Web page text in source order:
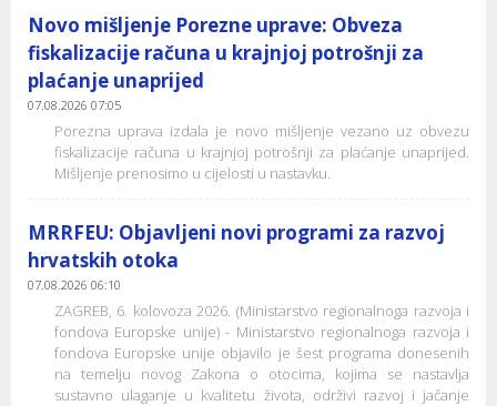
Novo mišljenje Porezne uprave: Obveza
fiskalizacije računa u krajnjoj potrošnji za
plaćanje unaprijed
07.08.2026 07:05
Porezna uprava izdala je novo mišljenje vezano uz obvezu
fiskalizacije računa u krajnjoj potrošnji za plaćanje unaprijed.
Mišljenje prenosimo u cijelosti u nastavku.
MRRFEU: Objavljeni novi programi za razvoj
hrvatskih otoka
07.08.2026 06:10
ZAGREB, 6. kolovoza 2026. (Ministarstvo regionalnoga razvoja i
fondova Europske unije) - Ministarstvo regionalnoga razvoja i
fondova Europske unije objavilo je šest programa donesenih
na temelju novog Zakona o otocima, kojima se nastavlja
sustavno ulaganje u kvalitetu života, održivi razvoj i jačanje